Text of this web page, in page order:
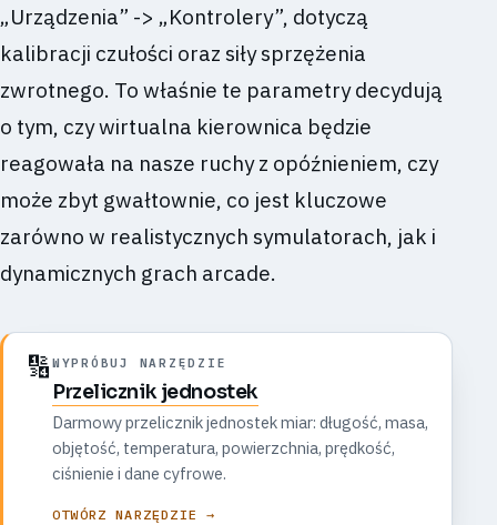
„Urządzenia” -> „Kontrolery”, dotyczą
kalibracji czułości oraz siły sprzężenia
zwrotnego. To właśnie te parametry decydują
o tym, czy wirtualna kierownica będzie
reagowała na nasze ruchy z opóźnieniem, czy
może zbyt gwałtownie, co jest kluczowe
zarówno w realistycznych symulatorach, jak i
dynamicznych grach arcade.
🔢 WYPRÓBUJ NARZĘDZIE
Przelicznik jednostek
Darmowy przelicznik jednostek miar: długość, masa,
objętość, temperatura, powierzchnia, prędkość,
ciśnienie i dane cyfrowe.
OTWÓRZ NARZĘDZIE →